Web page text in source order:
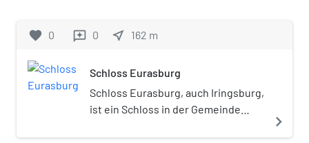
favorite 0 reviews 0 near_me 162 m
Schloss Eurasburg
Schloss Eurasburg, auch Iringsburg,
ist ein Schloss in der Gemeinde
navigate_next